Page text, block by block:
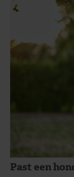
Past een